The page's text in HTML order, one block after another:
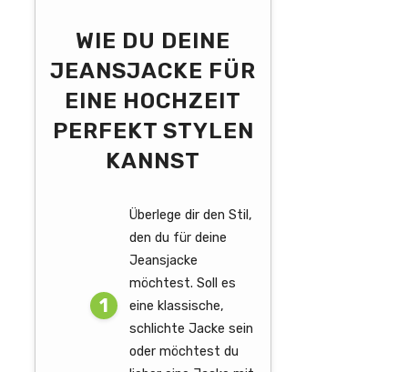
WIE DU DEINE
JEANSJACKE FÜR
EINE HOCHZEIT
PERFEKT STYLEN
KANNST
Überlege dir den Stil,
den du für deine
Jeansjacke
möchtest. Soll es
eine klassische,
schlichte Jacke sein
oder möchtest du